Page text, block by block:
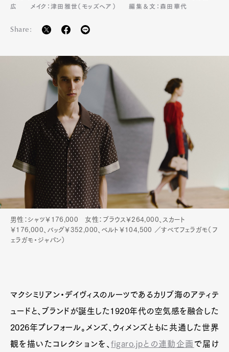
Art&Design
Fashion
Gourmet Cars
ProductCulture
Pen Membership
Magazine
Official Columnist
About
Contact
広
メイク：津田雅世（モッズヘア） 編集＆文：森田華代
Share:
男性：シャツ￥176,000 女性：ブラウス￥264,000、スカート
￥176,000、バッグ￥352,000、ベルト￥104,500 ／すべてフェラガモ（フ
ェラガモ・ジャパン）
マクシミリアン・デイヴィスのルーツであるカリブ海のアティテ
ュードと、ブランドが誕生した1920年代の空気感を融合した
2026年プレフォール。メンズ、ウィメンズともに共通した世界
観を描いたコレクションを、figaro.jpとの連動企画 で届け